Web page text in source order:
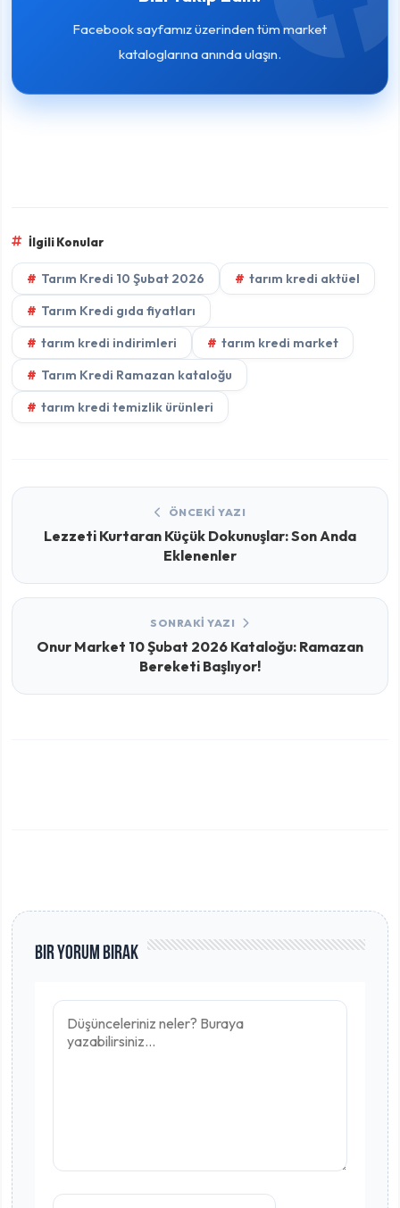
Facebook sayfamız üzerinden tüm market
kataloglarına anında ulaşın.
İlgili Konular
Tarım Kredi 10 Şubat 2026
tarım kredi aktüel
Tarım Kredi gıda fiyatları
tarım kredi indirimleri
tarım kredi market
Tarım Kredi Ramazan kataloğu
tarım kredi temizlik ürünleri
ÖNCEKI YAZI
Lezzeti Kurtaran Küçük Dokunuşlar: Son Anda
Eklenenler
SONRAKI YAZI
Onur Market 10 Şubat 2026 Kataloğu: Ramazan
Bereketi Başlıyor!
Bir Yorum Bırak